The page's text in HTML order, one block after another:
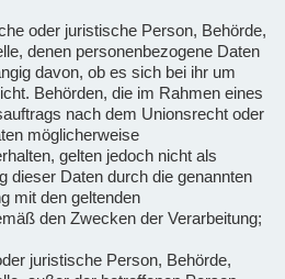
oder juristische Person, Behörde,
denen personenbezogene Daten
davon, ob es sich bei ihr um
Behörden, die im Rahmen eines
nach dem Unionsrecht oder
möglicherweise
gelten jedoch nicht als
dieser Daten durch die genannten
mit den geltenden
den Zwecken der Verarbeitung;
juristische Person, Behörde,